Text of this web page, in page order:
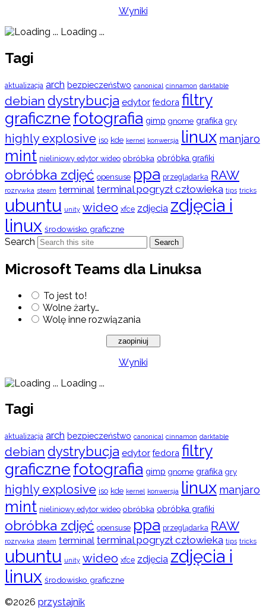
Wyniki
Loading ...
Tagi
aktualizacja arch bezpieczeństwo canonical cinnamon darktable
debian dystrybucja edytor fedora filtry
graficznefotografia gimp gnome grafika gry
highly explosive iso kde kernel konwersja linux manjaro
mint nieliniowy edytor wideo obróbka obróbka grafiki
obróbka zdjęć opensuse ppa przeglądarka RAW
rozrywka steam terminal terminal pogryzł człowieka tips tricks
ubuntu unity wideo xfce zdjęcia zdjęcia i
linux środowisko graficzne
Search Search
Microsoft Teams dla Linuksa
To jest to!
Wolne żarty…
Wolę inne rozwiązania
Wyniki
Loading ...
Tagi
aktualizacja arch bezpieczeństwo canonical cinnamon darktable
debian dystrybucja edytor fedora filtry
graficznefotografia gimp gnome grafika gry
highly explosive iso kde kernel konwersja linux manjaro
mint nieliniowy edytor wideo obróbka obróbka grafiki
obróbka zdjęć opensuse ppa przeglądarka RAW
rozrywka steam terminal terminal pogryzł człowieka tips tricks
ubuntu unity wideo xfce zdjęcia zdjęcia i
linux środowisko graficzne
©2026 przystajnik